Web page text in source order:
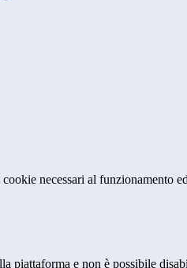
necessari al funzionamento
piattaforma e non è possibile